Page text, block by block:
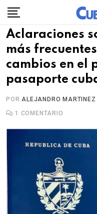
Skip
content
Aclaraciones
más
cambios en el
pasaporte
PORALEJANDRO MARTINEZ
1
COMENTARIO